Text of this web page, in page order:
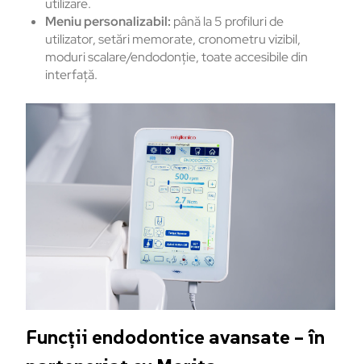
utilizare.
Meniu personalizabil: până la 5 profiluri de
utilizator, setări memorate, cronometru vizibil,
moduri scalare/endodonție, toate accesibile din
interfaţă.
Funcţii endodontice avansate – în